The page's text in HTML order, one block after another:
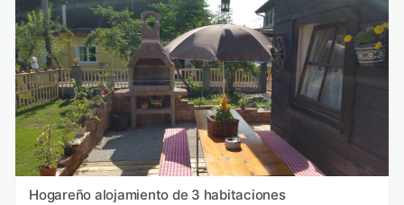
Hogareño alojamiento de 3 habitaciones